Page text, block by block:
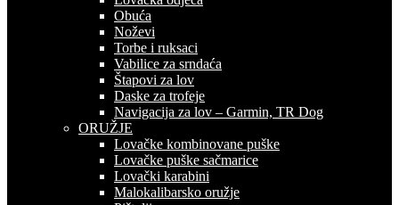
Obuća
Noževi
Torbe i ruksaci
Vabilice za srndaća
Štapovi za lov
Daske za trofeje
Navigacija za lov – Garmin, TR Dog
ORUŽJE
Lovačke kombinovane puške
Lovačke puške sačmarice
Lovački karabini
Malokalibarsko oružje